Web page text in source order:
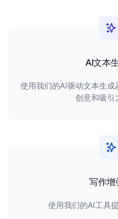
AI文本
使用我们的AI驱动文本生
创意和吸引
写作增
使用我们的AI工具